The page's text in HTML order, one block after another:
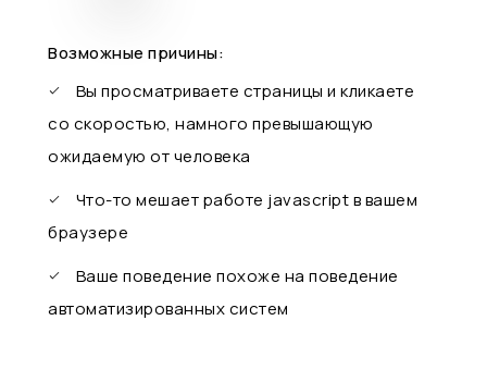
Возможные причины:
Вы просматриваете страницы и кликаете
со скоростью, намного превышающую
ожидаемую от человека
Что-то мешает работе javascript в вашем
браузере
Ваше поведение похоже на поведение
автоматизированных систем